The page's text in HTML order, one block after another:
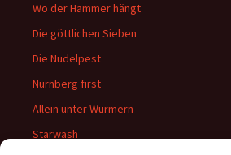
Wo der Hammer hängt
Die göttlichen Sieben
Die Nudelpest
Nürnberg first
Allein unter Würmern
Starwash